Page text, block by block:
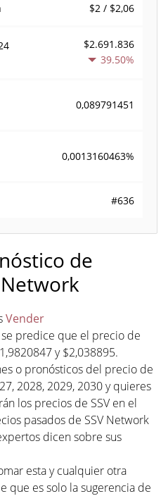
$2 / $2,06
$2.691.836
39.50%
0,089791451
0,0013160463%
#636
de
Network
Vender
se predice que el precio de
y $2,038895.
o pronósticos del precio de
2028, 2029, 2030 y quieres
los precios de SSV en el
pasados de SSV Network
dicen sobre sus
esta y cualquier otra
que es solo la sugerencia de